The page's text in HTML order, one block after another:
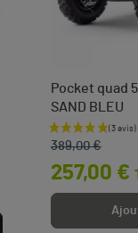
Pocket quad
SAND BLEU
Prix de base
389,00 €
Prix
257,00 €